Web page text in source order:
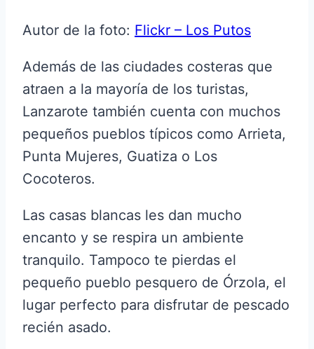
Autor de la foto: Flickr – Los Putos
Además de las ciudades costeras que
atraen a la mayoría de los turistas,
Lanzarote también cuenta con muchos
pequeños pueblos típicos como Arrieta,
Punta Mujeres, Guatiza o Los
Cocoteros.
Las casas blancas les dan mucho
encanto y se respira un ambiente
tranquilo. Tampoco te pierdas el
pequeño pueblo pesquero de Órzola, el
lugar perfecto para disfrutar de pescado
recién asado.